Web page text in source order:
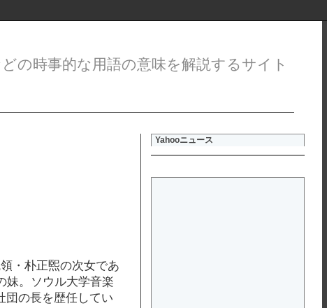
の時事的な用語の意味を解説するサイト
・朴正煕の次女であ
妹。ソウル大学音楽
団の長を歴任してい
Yahooニュース